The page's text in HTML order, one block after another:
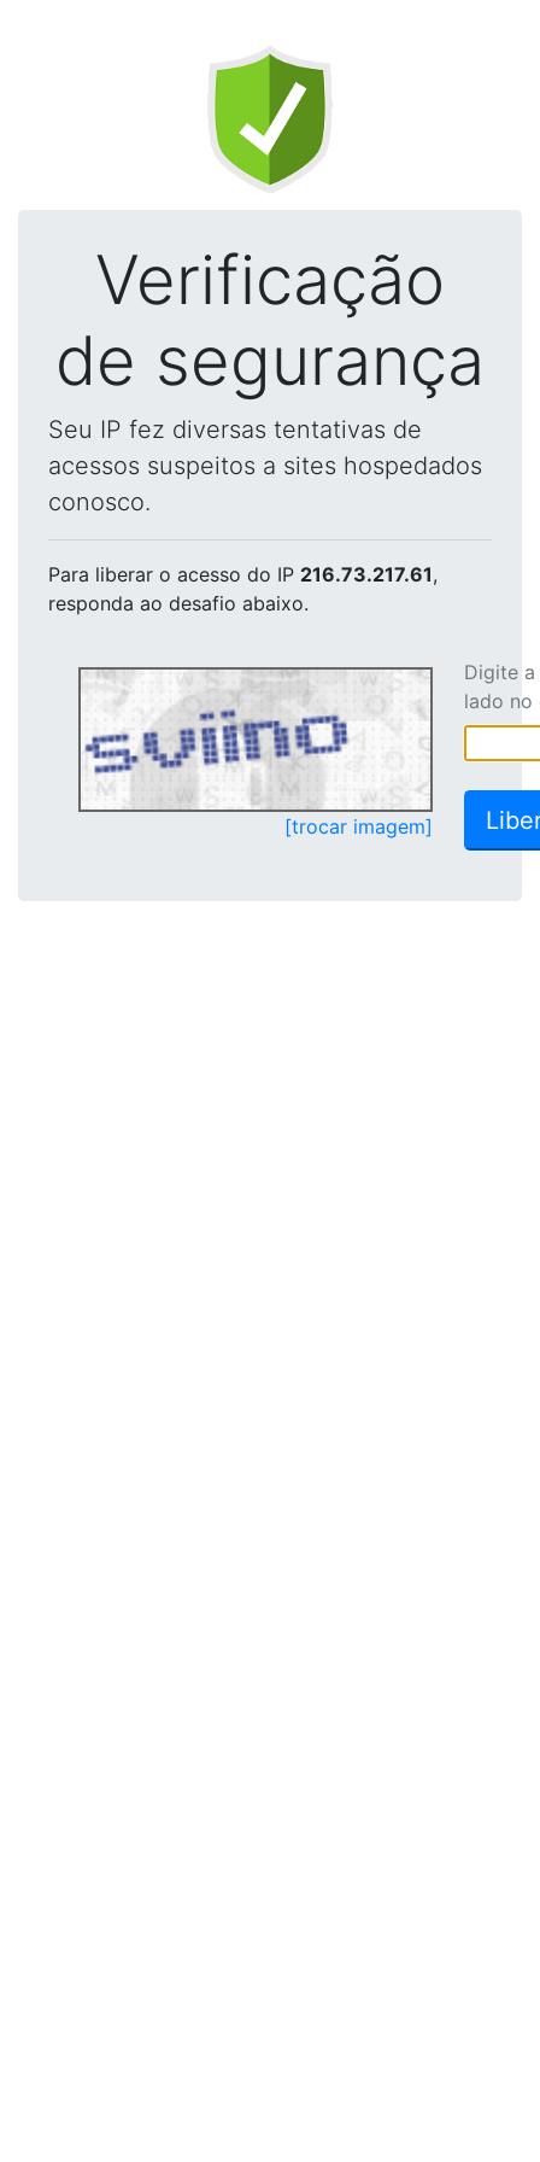
Verificação
de segurança
Seu IP fez diversas tentativas de
acessos suspeitos a sites hospedados
conosco.
Para liberar o acesso do IP 216.73.217.61,
responda ao desafio abaixo.
[trocar imagem]
Digite
lado no